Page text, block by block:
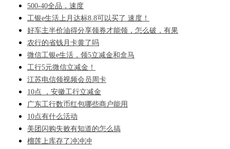
500-40全品，速度
工银e生活上月达标8.8可以买了 速度！
好车主半价油得分享领券才能领，怎么破，有果
农行的省钱月卡黄了吗
微信工银e生活，领5立减金和盒马
工行5元微信立减金！
江苏电信领视频会员周卡
10点 ，安徽工行立减金
广东工行数币红包哪些商户能用
10点有什么活动
美团闪购失败有知道的怎么搞
榴莲上库存了冲冲冲